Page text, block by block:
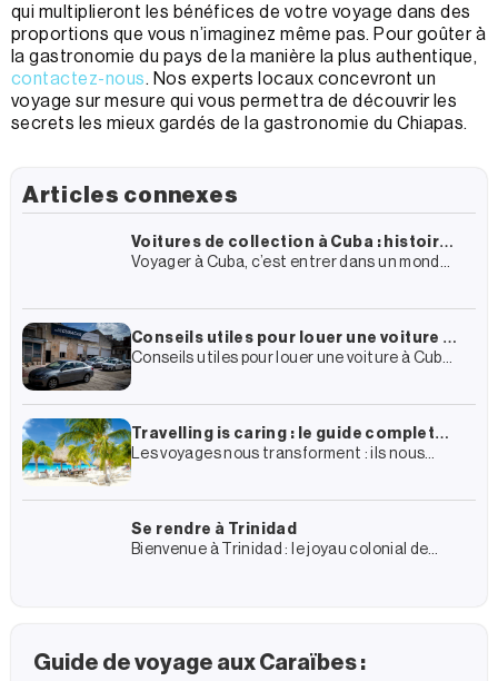
qui multiplieront les bénéfices de votre voyage dans des
proportions que vous n’imaginez même pas. Pour goûter à
la gastronomie du pays de la manière la plus authentique,
contactez-nous. Nos experts locaux concevront un
voyage sur mesure qui vous permettra de découvrir les
secrets les mieux gardés de la gastronomie du Chiapas.
Articles connexes
Voitures de collection à Cuba : histoire,
itinéraires et comment vivre
Voyager à Cuba, c’est entrer dans un monde
Conseils utiles pour louer une voiture à
Cuba
Conseils utiles pour louer une voiture à Cuba
Dans votre projet de voyage à Cuba, vous
Travelling is caring : le guide complet
du groupe Enjoy Travel pour un
Les voyages nous transforment : ils nous
ouvrent l’esprit, nous mettent en contact
Se rendre à Trinidad
Bienvenue à Trinidad : le joyau colonial de
Guide de voyage aux Caraïbes :